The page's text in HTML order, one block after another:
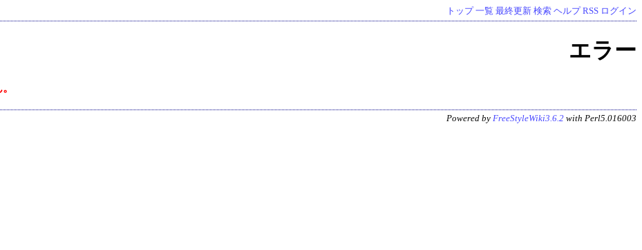
トップ 一覧 最終更新 検索 ヘルプ RSS ログイン
エラー
Powered by FreeStyleWiki3.6.2 with Perl5.016003